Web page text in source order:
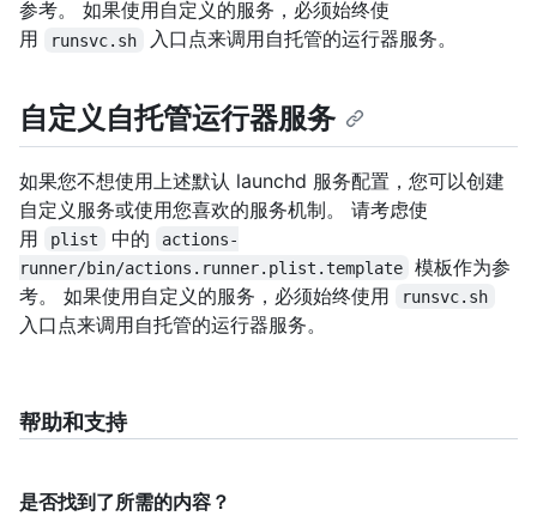
参考。 如果使用自定义的服务，必须始终使
用
runsvc.sh 入口点来调用自托管的运行器服务。
自定义自托管运行器服务
如果您不想使用上述默认 launchd 服务配置，您可以创建
自定义服务或使用您喜欢的服务机制。 请考虑使
用
plist 中的
actions-
runner/bin/actions.runner.plist.template
模板作为参
考。 如果使用自定义的服务，必须始终使用
runsvc.sh
入口点来调用自托管的运行器服务。
帮助和支持
是否找到了所需的内容？